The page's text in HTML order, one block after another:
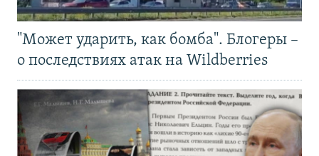
"Может ударить, как бомба". Блогеры –
о последствиях атак на Wildberries